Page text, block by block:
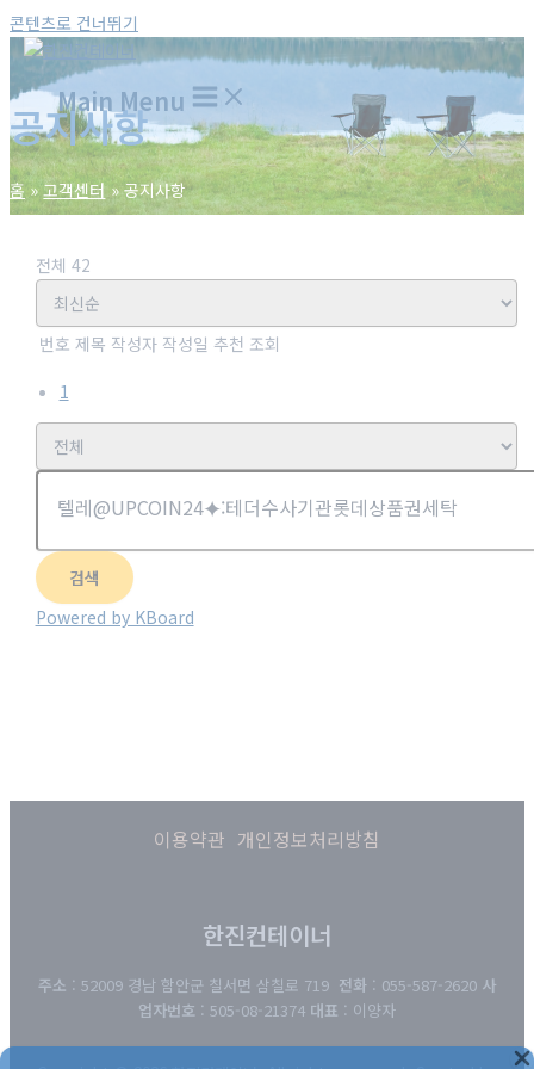
콘텐츠로 건너뛰기
Main Menu
공지사항
홈 고객센터 공지사항
전체 42
번호 제목 작성자 작성일 추천 조회
1
검색
Powered by KBoard
이용약관 개인정보처리방침
한진컨테이너
주소 : 52009 경남 함안군 칠서면 삼칠로 719 전화 : 055-587-2620 사
업자번호 : 505-08-21374 대표 : 이양자